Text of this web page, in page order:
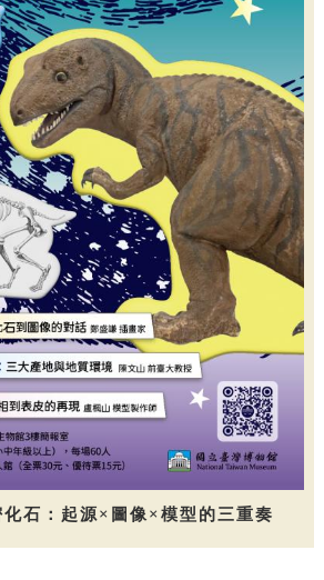
化石：起源×圖像×模型的三重奏